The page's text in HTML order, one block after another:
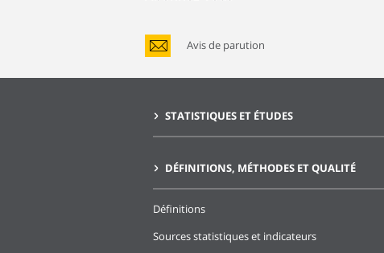
Avis de parution
STATISTIQUES ET ÉTUDES
DÉFINITIONS, MÉTHODES ET QUALITÉ
Définitions
Sources statistiques et indicateurs